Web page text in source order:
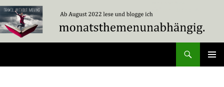
Zum
Inhalt
springen